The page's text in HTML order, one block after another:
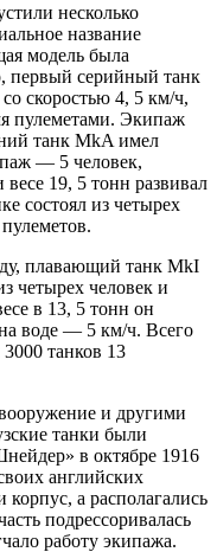
несколько
название
модель была
первый серийный танк
скоростью 4, 5 км/ч,
пулеметами. Экипаж
танк MkA имел
— 5 человек,
19, 5 тонн развивал
состоял из четырех
плавающий танк MkI
человек и
в 13, 5 тонн он
воде — 5 км/ч. Всего
танков 13
и другими
танки были
в октябре 1916
английских
а располагались
подрессоривалась
работу экипажа.